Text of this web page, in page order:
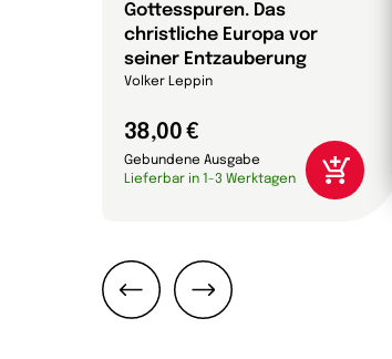
Gottesspuren. Das
christliche Europa vor
seiner Entzauberung
Volker Leppin
38,00 €
Gebundene Ausgabe
Lieferbar in 1-3 Werktagen